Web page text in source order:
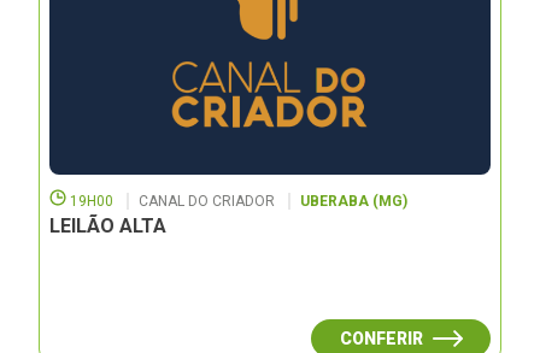
19H00 CANAL DO CRIADOR UBERABA (MG)
LEILÃO ALTA
CONFERIR